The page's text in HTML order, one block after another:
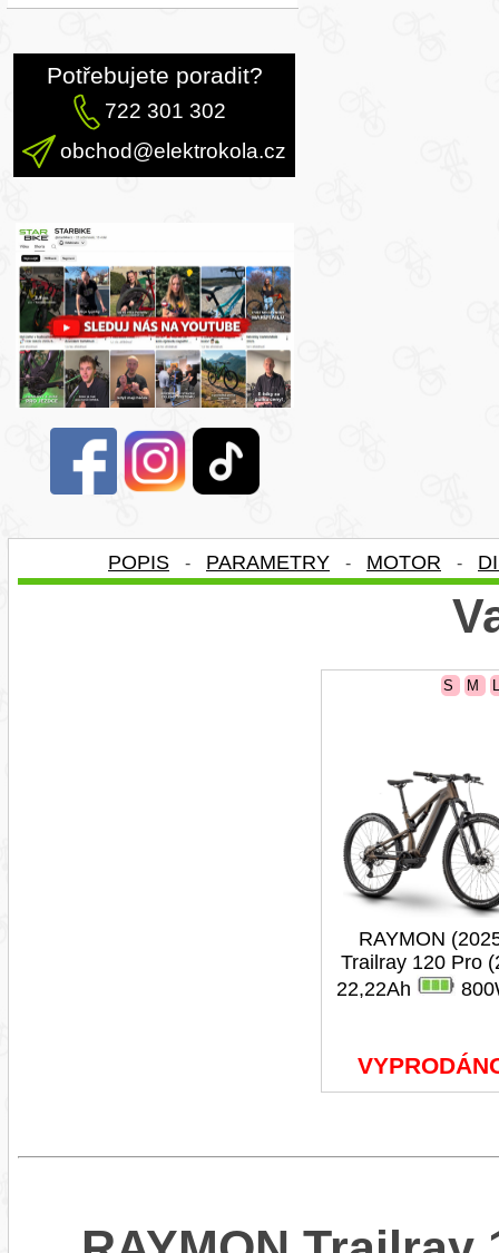
Potřebujete poradit?
722 301 302
obchod@elektrokola.cz
POPIS - PARAMETRY - MOTOR -
S M
RAYMON
Trailray 120 Pro
22,22Ah